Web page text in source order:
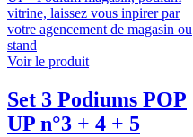
Voir le produit
Set 3 Podiums POP
UP n°3 + 4 + 5